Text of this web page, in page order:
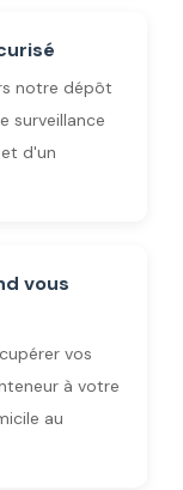
notre dépôt
surveillance
d'un
vous
vos
à votre
au